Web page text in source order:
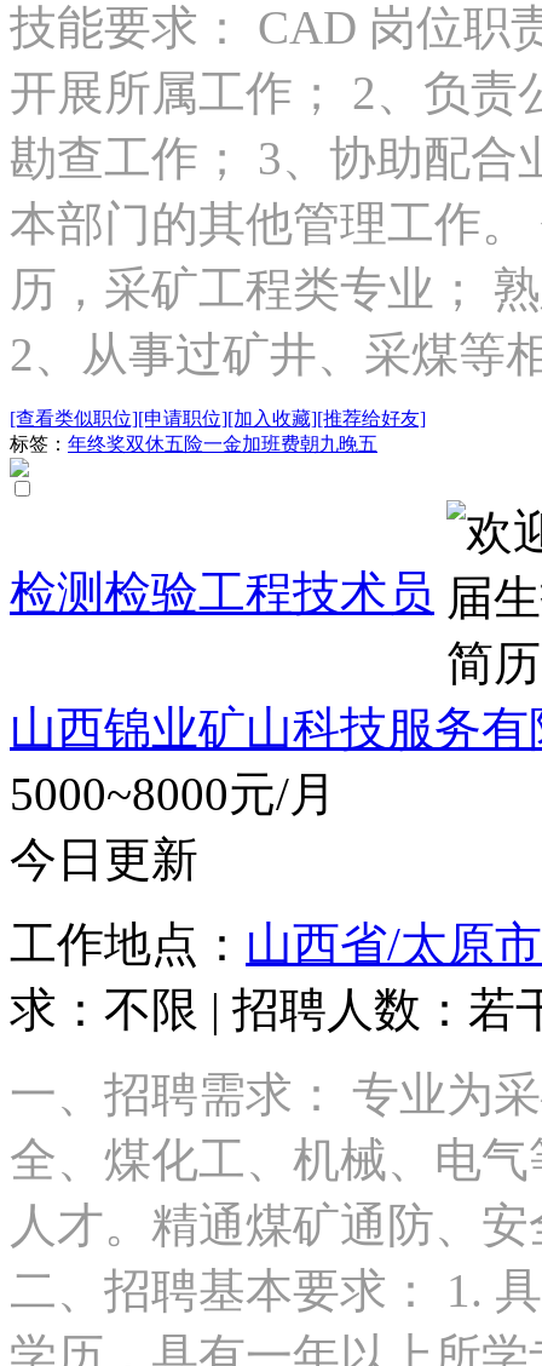
技能要求： CAD 岗位职
开展所属工作； 2、负
勘查工作； 3、协助配
本部门的其他管理工作
历，采矿工程类专业；
2、从事过矿井、采煤等
[查看类似职位][申请职位][加入收藏][推荐给好友]
标签： 年终奖双休五险一金加班费朝九晚五
检测检验工程技术员
山西锦业矿山科技服务
5000~8000元/月
今日更新
工作地点： 山西省/太原市
求：不限 | 招聘人数：若
一、招聘需求： 专业为
全、煤化工、机械、电
人才。精通煤矿通防、
二、招聘基本要求： 1.